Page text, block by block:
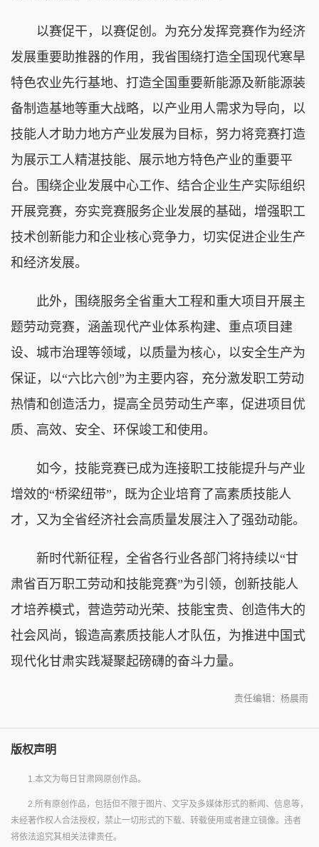
以赛促干，以赛促创。为充分发挥竞赛作为经济
发展重要助推器的作用，我省围绕打造全国现代寒旱
特色农业先行基地、打造全国重要新能源及新能源装
备制造基地等重大战略，以产业用人需求为导向，以
技能人才助力地方产业发展为目标，努力将竞赛打造
为展示工人精湛技能、展示地方特色产业的重要平
台。围绕企业发展中心工作、结合企业生产实际组织
开展竞赛，夯实竞赛服务企业发展的基础，增强职工
技术创新能力和企业核心竞争力，切实促进企业生产
和经济发展。
此外，围绕服务全省重大工程和重大项目开展主
题劳动竞赛，涵盖现代产业体系构建、重点项目建
设、城市治理等领域，以质量为核心，以安全生产为
保证，以“六比六创”为主要内容，充分激发职工劳动
热情和创造活力，提高全员劳动生产率，促进项目优
质、高效、安全、环保竣工和使用。
如今，技能竞赛已成为连接职工技能提升与产业
增效的“桥梁纽带”，既为企业培育了高素质技能人
才，又为全省经济社会高质量发展注入了强劲动能。
新时代新征程，全省各行业各部门将持续以“甘
肃省百万职工劳动和技能竞赛”为引领，创新技能人
才培养模式，营造劳动光荣、技能宝贵、创造伟大的
社会风尚，锻造高素质技能人才队伍，为推进中国式
现代化甘肃实践凝聚起磅礴的奋斗力量。
责任编辑：杨晨雨
版权声明
1.本文为每日甘肃网原创作品。
2.所有原创作品，包括但不限于图片、文字及多媒体形式的新闻、信息等，
未经著作权人合法授权，禁止一切形式的下载、转载使用或者建立镜像。违者
将依法追究其相关法律责任。